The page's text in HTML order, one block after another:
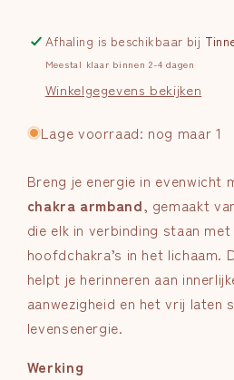
Afhaling is beschikbaar bij
Meestal klaar binnen 2-4 dagen
Winkelgegevens bekijken
Lage voorraad: nog maar 1
Breng je energie in evenwicht
chakra armband, gemaakt
die elk in verbinding staan met
hoofdchakra’s in het lichaam.
helpt je herinneren aan
aanwezigheid en het vrij laten
levensenergie.
Werking